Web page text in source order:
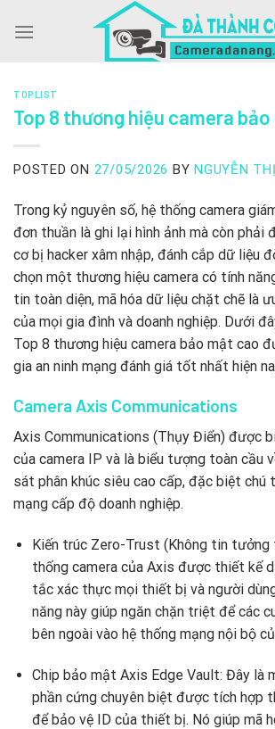
TOPLIST
Top 8 thương hiệu camera
POSTED ON 27/05/2026 BY NGUYỄN
Trong kỷ nguyên số, hệ thống camera
đơn thuần là ghi lại hình ảnh mà còn phải
cơ bị hacker xâm nhập, đánh cắp dữ liệu
chọn một thương hiệu camera có tính
tin toàn diện, mã hóa dữ liệu chặt chẽ là
của mọi gia đình và doanh nghiệp. Dưới
Top 8 thương hiệu camera bảo mật cao
gia an ninh mạng đánh giá tốt nhất hiện
Camera Axis Communications
Axis Communications (Thụy Điển) được
của camera IP và là biểu tượng toàn cầu
sát phân khúc siêu cao cấp, đặc biệt chú
mạng cấp độ doanh nghiệp.
Kiến trúc Zero-Trust (Không tin tưởng
thống camera của Axis được thiết kế
tắc xác thực mọi thiết bị và người
năng này giúp ngăn chặn triệt để các
bên ngoài vào hệ thống mạng nội bộ
Chip bảo mật Axis Edge Vault: Đây là
phần cứng chuyên biệt được tích hợp
để bảo vệ ID của thiết bị. Nó giúp mã